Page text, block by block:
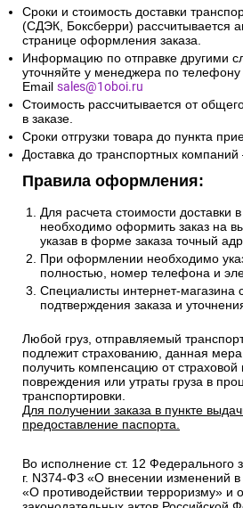
Сроки и стоимость доставки
(СДЭК, Боксберри) рассчитывается
странице оформления заказа.
Информацию по отправке другими
уточняйте у менеджера по телефону
Email sales@1oboi.ru
Стоимость рассчитывается от
в заказе.
Сроки отгрузки товара до пункта
Доставка до транспортных
Правила оформления:
Для расчета стоимости доставки
необходимо оформить заказ на
указав в форме заказа точный
При оформлении необходимо
полностью, номер телефона и
Специалисты интернет-магазина
подтверждения заказа и
Любой груз, отправляемый
подлежит страхованию, данная
получить компенсацию от
повреждения или утраты груза в
транспортировки.
Для получении заказа в пункте
предоставление паспорта.
Во исполнение ст. 12 Федерального
г. N374-ФЗ «О внесении изменений
«О противодействии терроризму» и